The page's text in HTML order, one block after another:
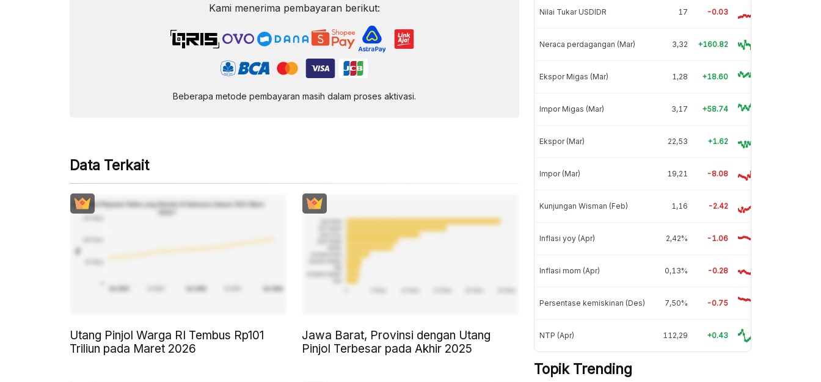
Kami menerima pembayaran berikut:
Beberapa metode pembayaran masih dalam proses aktivasi.
Data Terkait
Utang Pinjol Warga RI Tembus Rp101
Triliun pada Maret 2026
Jawa Barat, Provinsi dengan Utang
Pinjol Terbesar pada Akhir 2025
Nilai Tukar USDIDR 17 -0.03
Neraca perdagangan (Mar) 3,32 +160.82
Ekspor Migas (Mar) 1,28 +18.60
Impor Migas (Mar) 3,17 +58.74
Ekspor (Mar) 22,53 +1.62
Impor (Mar) 19,21 -8.08
Kunjungan Wisman (Feb) 1,16 -2.42
Inflasi yoy (Apr) 2,42% -1.06
Inflasi mom (Apr) 0,13% -0.28
Persentase kemiskinan (Des) 7,50% -0.75
NTP (Apr) 112,29 +0.43
Topik Trending